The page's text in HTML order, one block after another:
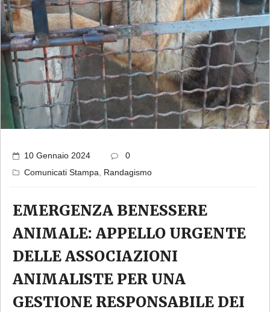
10 Gennaio 2024
0
Comunicati Stampa
Randagismo
EMERGENZA BENESSERE
ANIMALE: APPELLO URGENTE
DELLE ASSOCIAZIONI
ANIMALISTE PER UNA
GESTIONE RESPONSABILE DEI